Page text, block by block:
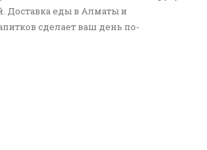
Доставка еды в Алматы и
сделает ваш день по-
беззаботным. Обращайтесь к нам за